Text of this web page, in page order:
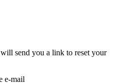
send you a link to reset your
e-mail